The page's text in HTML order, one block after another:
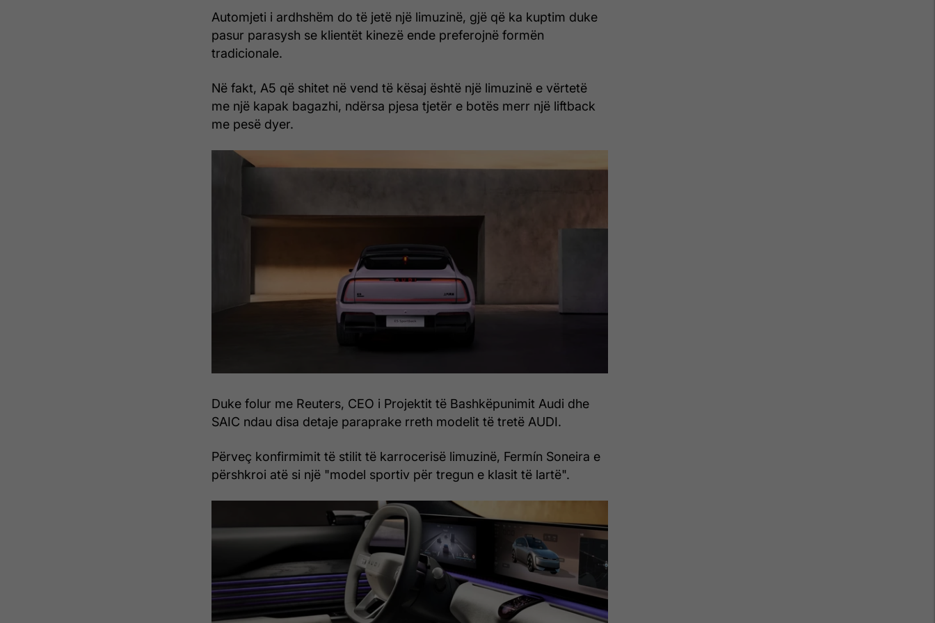
Automjeti i ardhshëm do të jetë një limuzinë, gjë që ka kuptim duke
pasur parasysh se klientët kinezë ende preferojnë formën
tradicionale.
Në fakt, A5 që shitet në vend të kësaj është një limuzinë e vërtetë
me një kapak bagazhi, ndërsa pjesa tjetër e botës merr një liftback
me pesë dyer.
Duke folur me Reuters, CEO i Projektit të Bashkëpunimit Audi dhe
SAIC ndau disa detaje paraprake rreth modelit të tretë AUDI.
Përveç konfirmimit të stilit të karrocerisë limuzinë, Fermín Soneira e
përshkroi atë si një "model sportiv për tregun e klasit të lartë".